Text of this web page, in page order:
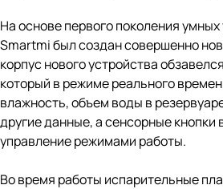
На основе первого поколения
Smartmi был создан совершенно
корпус нового устройства
который в режиме реального
влажность, объем воды в
другие данные, а сенсорные кнопки
управление режимами работы.
Во время работы испарительные